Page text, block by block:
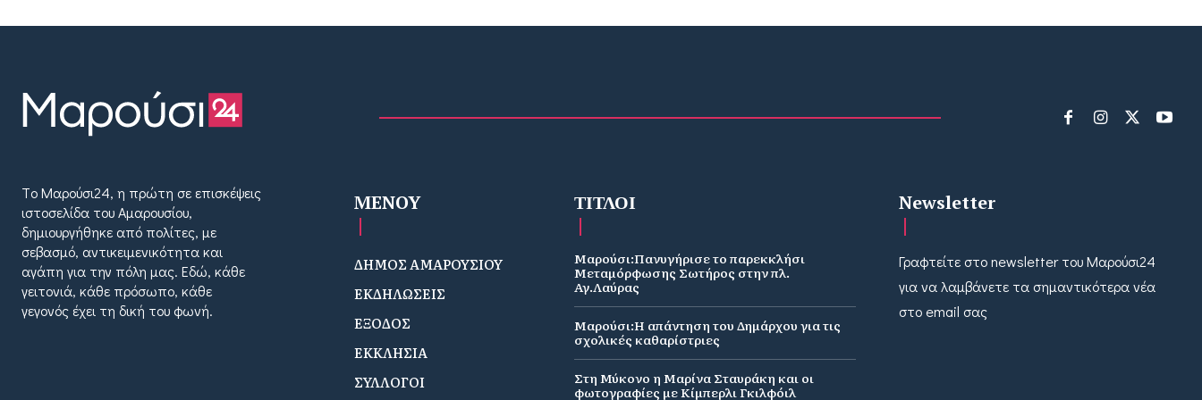
Tο Μαρούσι24, η πρώτη σε επισκέψεις
ιστοσελίδα του Αμαρουσίου,
δημιουργήθηκε από πολίτες, με
σεβασμό, αντικειμενικότητα και
αγάπη για την πόλη μας. Εδώ, κάθε
γειτονιά, κάθε πρόσωπο, κάθε
γεγονός έχει τη δική του φωνή.
MENOY
ΔΗΜΟΣ ΑΜΑΡΟΥΣΙΟΥ
ΕΚΔΗΛΩΣΕΙΣ
ΕΞΟΔΟΣ
ΕΚΚΛΗΣΙΑ
ΣΥΛΛΟΓΟΙ
ΤΙΤΛΟΙ
Μαρούσι:Πανυγήρισε το παρεκκλήσι
Μεταμόρφωσης Σωτήρος στην πλ.
Αγ.Λαύρας
Μαρούσι:Η απάντηση του Δημάρχου για τις
σχολικές καθαρίστριες
Στη Μύκονο η Μαρίνα Σταυράκη και οι
φωτογραφίες με Κίμπερλι Γκιλφόιλ
Newsletter
Γραφτείτε στο newsletter του Μαρούσι24
για να λαμβάνετε τα σημαντικότερα νέα
στο email σας